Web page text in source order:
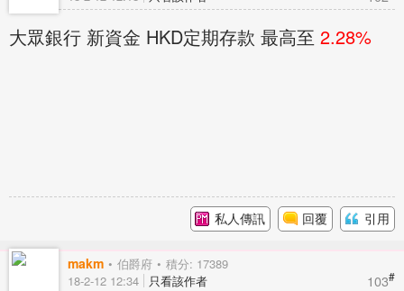
大眾銀行 新資金 HKD定期存款 最高至 2.28%
私人傳訊 回覆 引用
makm 伯爵府 積分: 17389
103#
18-2-12 12:34 只看該作者